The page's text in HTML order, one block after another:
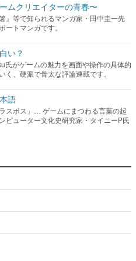
ムクリエイターの青春〜
』等で知られるマンガ家・田中圭一先
ートマンガです。
い？
氏がゲームの魅力を画面や操作の具体的
く、硬派で骨太な評論連載です。
語
スボス」… ゲームにまつわる言葉の起
ピューター文化史研究家・タイニーP氏